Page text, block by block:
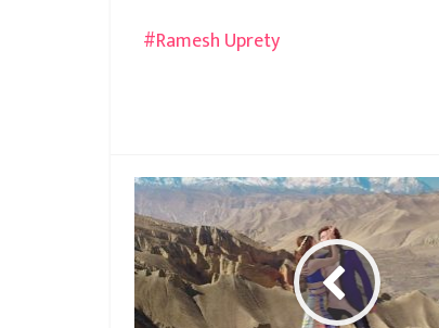
Ramesh Uprety